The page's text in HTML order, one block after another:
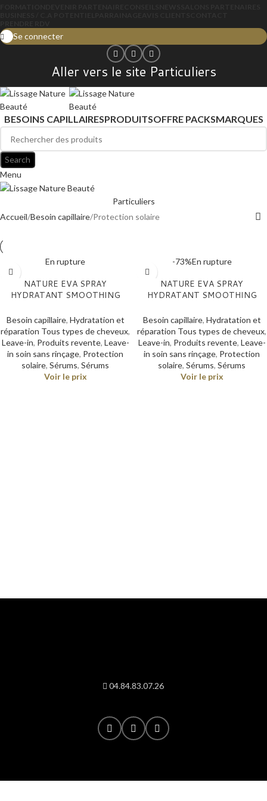
Se connecter
Aller vers le site Particuliers
BESOINS CAPILLAIRESPRODUITSOFFRE PACKSMARQUES
Search
Menu
Particuliers
Accueil Besoin capillaire Protection solaire
En rupture
NATURE EVA SPRAY
HYDRATANT SMOOTHING
Besoin capillaire, Hydratation et
réparation Tous types de cheveux,
Leave-in, Produits revente, Leave-
in soin sans rinçage, Protection
solaire, Sérums, Sérums
Voir le prix
-73%En rupture
NATURE EVA SPRAY
HYDRATANT SMOOTHING
Besoin capillaire, Hydratation et
réparation Tous types de cheveux,
Leave-in, Produits revente, Leave-
in soin sans rinçage, Protection
solaire, Sérums, Sérums
Voir le prix
04.84.83.07.26